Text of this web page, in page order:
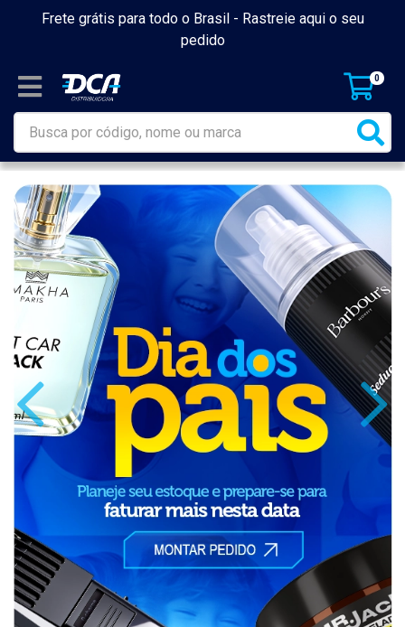
Frete grátis para todo o Brasil - Rastreie aqui o seu
pedido
0